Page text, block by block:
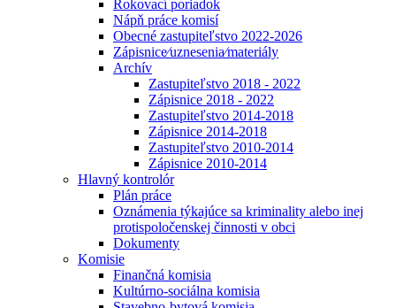
Rokovací poriadok
Nápň práce komisí
Obecné zastupiteľstvo 2022-2026
Zápisnice⁄uznesenia⁄materiály
Archív
Zastupiteľstvo 2018 - 2022
Zápisnice 2018 - 2022
Zastupiteľstvo 2014-2018
Zápisnice 2014-2018
Zastupiteľstvo 2010-2014
Zápisnice 2010-2014
Hlavný kontrolór
Plán práce
Oznámenia týkajúce sa kriminality alebo inej
protispoločenskej činnosti v obci
Dokumenty
Komisie
Finančná komisia
Kultúrno-sociálna komisia